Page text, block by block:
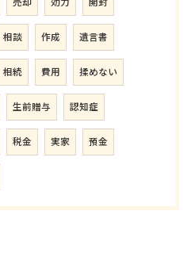
売却 効力 開封
相談 作成 遺言書
相続 費用 揉めない
生前贈与 認知症
税金 実家 預金